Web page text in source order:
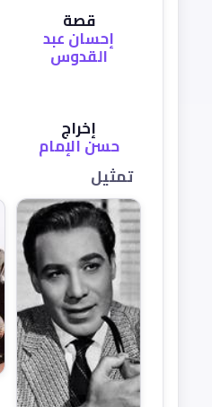
قصة
إحسان عبد
القدوس
إخراج
حسن الإمام
تمثيل